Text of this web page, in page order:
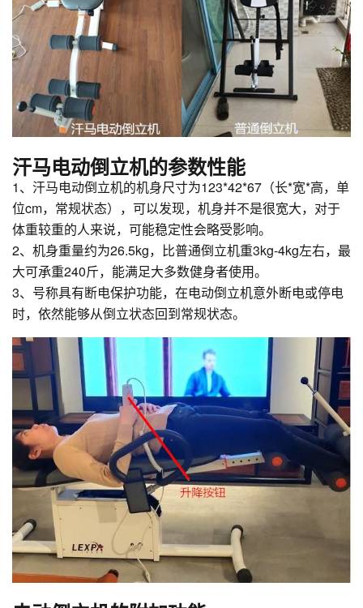
汗马电动倒立机的参数性能
1、汗马电动倒立机的机身尺寸为123*42*67（长*宽*高，单
位cm，常规状态），可以发现，机身并不是很宽大，对于
体重较重的人来说，可能稳定性会略受影响。
2、机身重量约为26.5kg，比普通倒立机重3kg-4kg左右，最
大可承重240斤，能满足大多数健身者使用。
3、号称具有断电保护功能，在电动倒立机意外断电或停电
时，依然能够从倒立状态回到常规状态。